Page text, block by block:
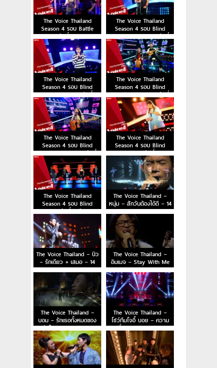
The Voice Thailand
Season 4 รอบ Battle
Round วันที่ 18 ตุลาคม
2015
The Voice Thailand
Season 4 รอบ Blind
Auditions Week 6 วันที่
11 ตุลาคม 2015
The Voice Thailand
Season 4 รอบ Blind
Auditions Week 5วันที่ 4
ตุลาคม 2015
The Voice Thailand
Season 4 รอบ Blind
Auditions Week 4 วันที่
27 กันยายน 2015
The Voice Thailand
Season 4 รอบ Blind
Auditions Week 3 วันที่
20 กันยายน 2015
The Voice Thailand
Season 4 รอบ Blind
Auditions วันที่ 13
กันยายน 2015
The Voice Thailand
Season 4 รอบ Blind
Audition วันที่ 6 กันยายน
2015
The Voice Thailand –
หนุ่ม – สักวันต้องได้ดี – 14
Dec 2014
The Voice Thailand – บิว
– รักเดียว + เสมอ – 14
Dec 2014
The Voice Thailand –
อิมเมจ – Stay With Me
– 14 Dec 2014
The Voice Thailand –
บอม – รักเธอทั้งหมดของ
หัวใจ – 14 Dec 2014
The Voice Thailand –
โชว์ทีมโจอี้ บอย – ความ
เชื่อ – 14 Dec 2014